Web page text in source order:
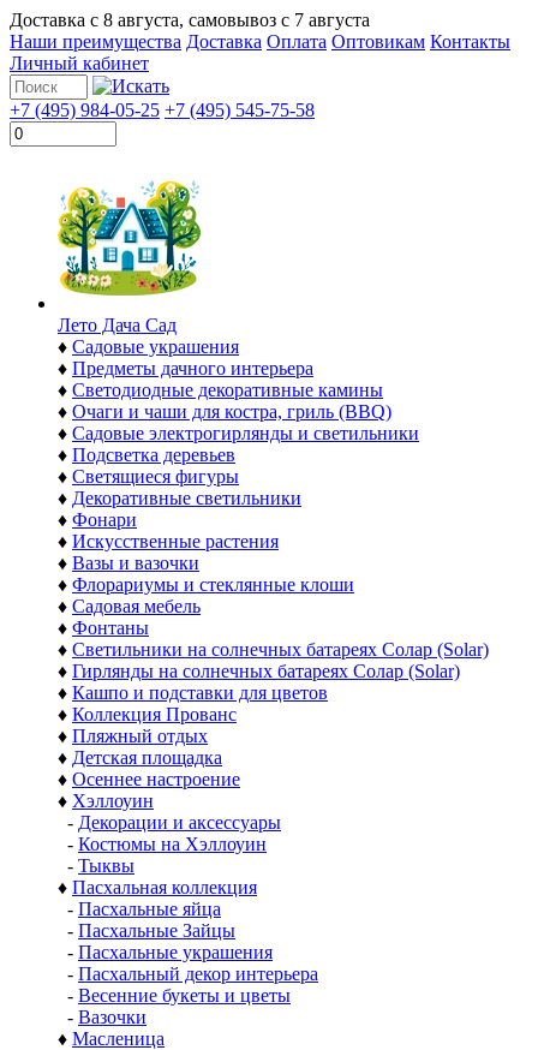
Доставка с 8 августа, самовывоз с 7 августа
Наши преимущества Доставка Оплата Оптовикам Контакты
Личный кабинет
+7 (495) 984-05-25 +7 (495) 545-75-58
Лето Дача Сад
♦ Садовые украшения
♦ Предметы дачного интерьера
♦ Светодиодные декоративные камины
♦ Очаги и чаши для костра, гриль (BBQ)
♦ Садовые электрогирлянды и светильники
♦ Подсветка деревьев
♦ Светящиеся фигуры
♦ Декоративные светильники
♦ Фонари
♦ Искусственные растения
♦ Вазы и вазочки
♦ Флорариумы и стеклянные клоши
♦ Садовая мебель
♦ Фонтаны
♦ Светильники на солнечных батареях Солар (Solar)
♦ Гирлянды на солнечных батареях Солар (Solar)
♦ Кашпо и подставки для цветов
♦ Коллекция Прованс
♦ Пляжный отдых
♦ Детская площадка
♦ Осеннее настроение
♦ Хэллоуин
- Декорации и аксессуары
- Костюмы на Хэллоуин
- Тыквы
♦ Пасхальная коллекция
- Пасхальные яйца
- Пасхальные Зайцы
- Пасхальные украшения
- Пасхальный декор интерьера
- Весенние букеты и цветы
- Вазочки
♦ Масленица